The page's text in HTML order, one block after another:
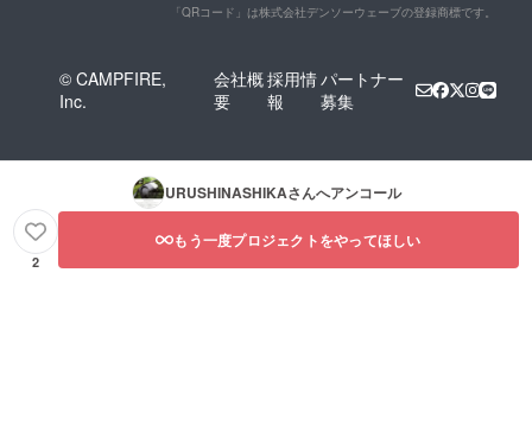
「QRコード」は株式会社デンソーウェーブの登録商標です。
© CAMPFIRE,
Inc.
会社概
要
採用情
報
パートナー
募集
URUSHINASHIKAさんへアンコール
2
もう一度プロジェクトをやってほしい